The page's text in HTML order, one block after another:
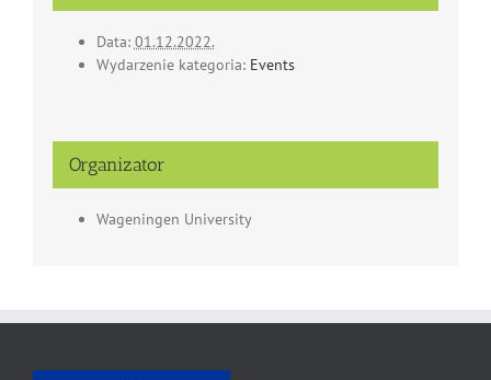
Data: 01.12.2022.
Wydarzenie kategoria: Events
Organizator
Wageningen University